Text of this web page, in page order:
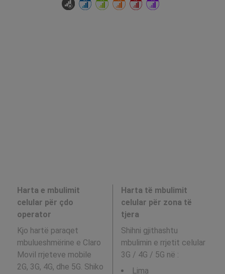
Harta e mbulimit
celular për çdo
operator
Kjo hartë paraqet
mbulueshmërine e Claro
Movil rrjeteve mobile
2G, 3G, 4G, dhe 5G. Shiko
Harta të mbulimit
celular për zona të
tjera
Shihni gjithashtu
mbulimin e rrjetit celular
3G / 4G / 5G në :
Lima